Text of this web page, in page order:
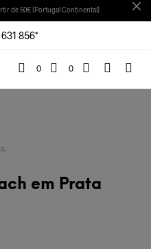
de 50€ (Portugal Continental)
856*
0 0
em Prata